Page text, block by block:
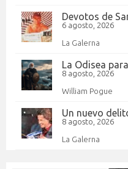
Devotos de
6 agosto, 2026
La Galerna
La Odisea
8 agosto, 2026
William Pogue
Un nuevo
8 agosto, 2026
La Galerna